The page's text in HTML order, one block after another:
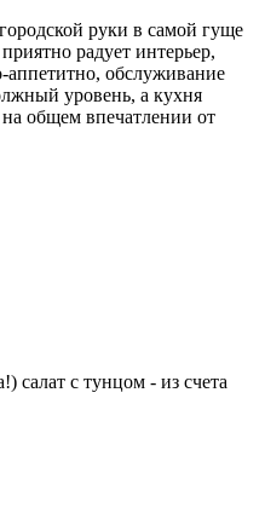
руки в самой гуще
радует интерьер,
обслуживание
уровень, а кухня
на общем впечатлении от